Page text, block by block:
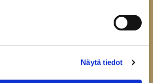
Näytä tiedot
Liity uutiskirjelistalle